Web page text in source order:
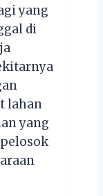
yang
di
lahan
yang